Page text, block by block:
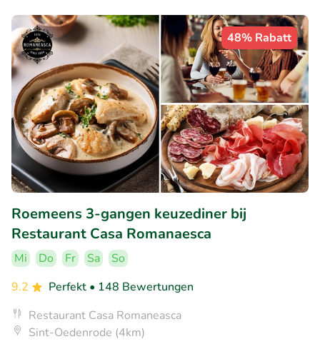
48% Rabatt
Roemeens 3-gangen keuzediner bij
Restaurant Casa Romanaesca
Mi Do Fr Sa
So
9.2
Perfekt • 148 Bewertungen
Restaurant Casa Romaneasca
Sint-Oedenrode (4km)